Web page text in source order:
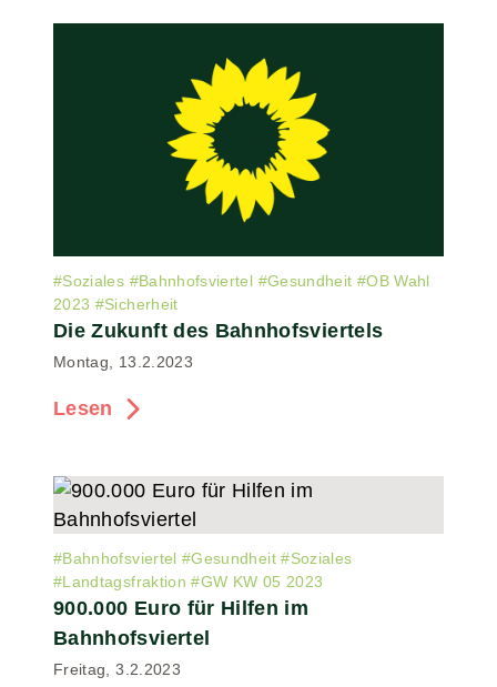
#Soziales #Bahnhofsviertel #Gesundheit #OB Wahl
2023 #Sicherheit
Die Zukunft des Bahnhofsviertels
Montag, 13.2.2023
Lesen
#Bahnhofsviertel #Gesundheit #Soziales
#Landtagsfraktion #GW KW 05 2023
900.000 Euro für Hilfen im
Bahnhofsviertel
Freitag, 3.2.2023